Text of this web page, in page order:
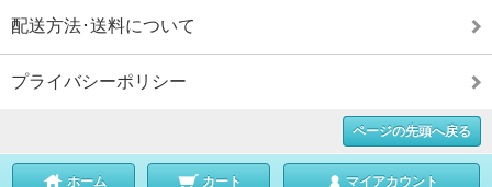
配送方法･送料について
プライバシーポリシー
ページの先頭へ戻る
ホーム カート マイアカウント